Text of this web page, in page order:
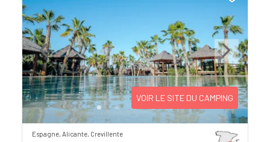
Previous Next
VOIR LE SITE DU CAMPING
Espagne, Alicante, Crevillente